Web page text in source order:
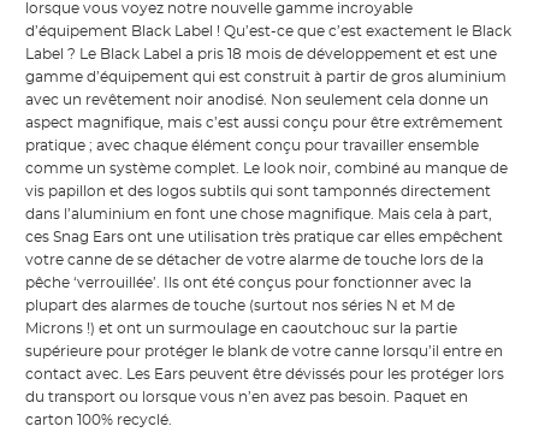
lorsque vous voyez notre nouvelle gamme incroyable
d’équipement Black Label ! Qu’est-ce que c’est exactement le Black
Label ? Le Black Label a pris 18 mois de développement et est une
gamme d’équipement qui est construit à partir de gros aluminium
avec un revêtement noir anodisé. Non seulement cela donne un
aspect magnifique, mais c’est aussi conçu pour être extrêmement
pratique ; avec chaque élément conçu pour travailler ensemble
comme un système complet. Le look noir, combiné au manque de
vis papillon et des logos subtils qui sont tamponnés directement
dans l’aluminium en font une chose magnifique. Mais cela à part,
ces Snag Ears ont une utilisation très pratique car elles empêchent
votre canne de se détacher de votre alarme de touche lors de la
pêche ‘verrouillée’. Ils ont été conçus pour fonctionner avec la
plupart des alarmes de touche (surtout nos séries N et M de
Microns !) et ont un surmoulage en caoutchouc sur la partie
supérieure pour protéger le blank de votre canne lorsqu’il entre en
contact avec. Les Ears peuvent être dévissés pour les protéger lors
du transport ou lorsque vous n’en avez pas besoin. Paquet en
carton 100% recyclé.